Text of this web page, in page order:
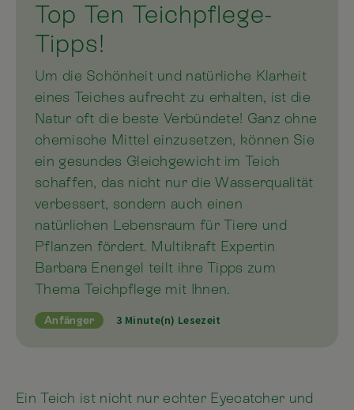
Top Ten Teichpflege-
Tipps!
Um die Schönheit und natürliche Klarheit
eines Teiches aufrecht zu erhalten, ist die
Natur oft die beste Verbündete! Ganz ohne
chemische Mittel einzusetzen, können Sie
ein gesundes Gleichgewicht im Teich
schaffen, das nicht nur die Wasserqualität
verbessert, sondern auch einen
natürlichen Lebensraum für Tiere und
Pflanzen fördert. Multikraft Expertin
Barbara Enengel teilt ihre Tipps zum
Thema Teichpflege mit Ihnen.
Anfänger 3 Minute(n) Lesezeit
Ein Teich ist nicht nur echter Eyecatcher und